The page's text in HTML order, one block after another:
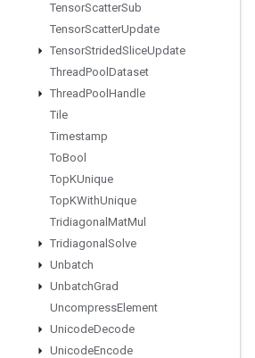
TensorScatterSub
TensorScatterUpdate
TensorStridedSliceUpdate
ThreadPool Dataset
ThreadPool Handle
Tile
Timestamp
ToBool
TopKUnique
TopKWithUnique
Tridiagonal MatMul
Tridiagonal Solve
Unbatch
UnbatchGrad
UncompressElement
UnicodeDecode
UnicodeEncode